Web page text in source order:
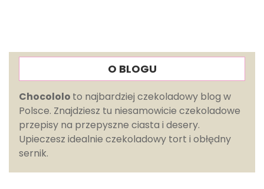
O BLOGU
Chocololo to najbardziej czekoladowy blog w
Polsce. Znajdziesz tu niesamowicie czekoladowe
przepisy na przepyszne ciasta i desery.
Upieczesz idealnie czekoladowy tort i obłędny
sernik.